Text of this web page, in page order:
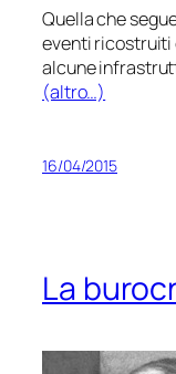
Quella che
eventi ricostruiti
alcune
(altro…)
16/04/2015
La